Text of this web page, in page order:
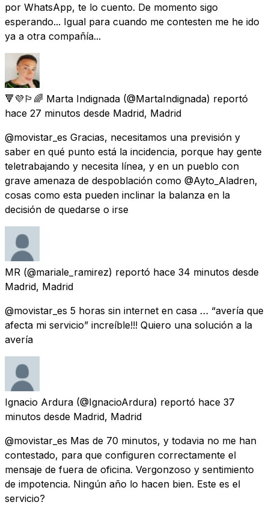
por WhatsApp, te lo cuento. De momento sigo
esperando... Igual para cuando me contesten me he ido
ya a otra compañía...
🔻💜🏳️‍🌈 Marta Indignada (@MartaIndignada) reportó
hace 27 minutos desde Madrid, Madrid
@movistar_es Gracias, necesitamos una previsión y
saber en qué punto está la incidencia, porque hay gente
teletrabajando y necesita línea, y en un pueblo con
grave amenaza de despoblación como @Ayto_Aladren,
cosas como esta pueden inclinar la balanza en la
decisión de quedarse o irse
MR (@mariale_ramirez) reportó hace 34 minutos desde
Madrid, Madrid
@movistar_es 5 horas sin internet en casa … “avería que
afecta mi servicio” increíble!!! Quiero una solución a la
avería
Ignacio Ardura (@IgnacioArdura) reportó hace 37
minutos desde Madrid, Madrid
@movistar_es Mas de 70 minutos, y todavia no me han
contestado, para que configuren correctamente el
mensaje de fuera de oficina. Vergonzoso y sentimiento
de impotencia. Ningún año lo hacen bien. Este es el
servicio?